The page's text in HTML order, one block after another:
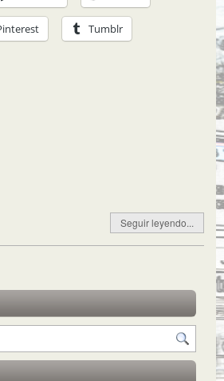
Tumblr
Seguir leyendo...